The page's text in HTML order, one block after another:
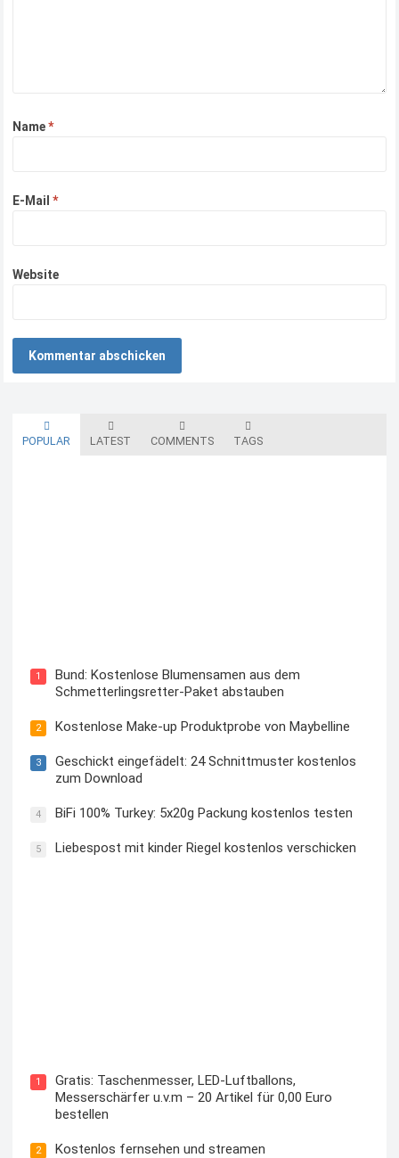
Name*
E-Mail*
Website
POPULAR LATEST COMMENTS TAGS
1
Bund: Kostenlose Blumensamen aus dem
Schmetterlingsretter-Paket abstauben
2 Kostenlose Make-up Produktprobe von Maybelline
3
Geschickt eingefädelt: 24 Schnittmuster kostenlos
zum Download
4 BiFi 100% Turkey: 5x20g Packung kostenlos testen
5 Liebespost mit kinder Riegel kostenlos verschicken
1
Gratis: Taschenmesser, LED-Luftballons,
Messerschärfer u.v.m – 20 Artikel für 0,00 Euro
bestellen
2 Kostenlos fernsehen und streamen